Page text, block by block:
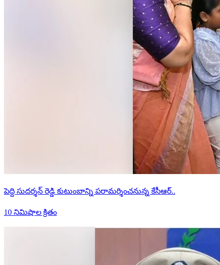
పెద్ది సుదర్శన్ రెడ్డి కుటుంబాన్ని పరామర్శించనున్న కేసీఆర్..
10 నిమిషాల క్రితం